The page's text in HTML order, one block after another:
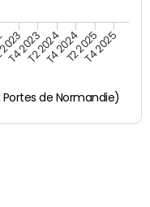
de Normandie)
T4 2023T2 2024T4 2024T2 2025T4 2025